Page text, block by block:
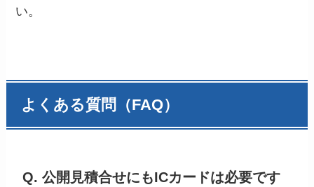
い。
よくある質問（FAQ）
Q. 公開見積合せにもICカードは必要です